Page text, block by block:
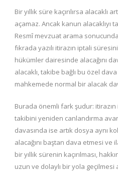
Bir yıllık süre kaçırılırsa alacaklı
açamaz. Ancak kanun alacaklıyı
Resmî mevzuat arama
fıkrada yazılı itirazın iptali
hükümler dairesinde alacağını
alacaklı, takibe bağlı bu özel
mahkemede normal bir alacak
Burada önemli fark şudur:
takibini yeniden canlandırma
davasında ise artık dosya aynı
alacağını baştan dava etmesi ve
bir yıllık sürenin kaçırılması,
uzun ve dolaylı bir yola geçilmesi